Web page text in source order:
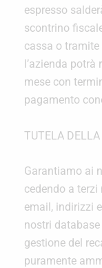
espresso
scontrino
cassa o
l’azienda
mese con
pagamento
TUTELA DELLA
Garantiamo ai
cedendo a
email, indirizzi
nostri
gestione del
puramente